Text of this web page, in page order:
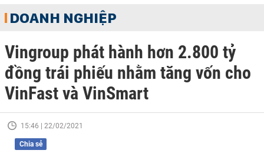
DOANH NGHIỆP
Vingroup phát hành hơn 2.800 tỷ
đồng trái phiếu nhằm tăng vốn cho
VinFast và VinSmart
15:46 | 22/02/2021
Chia sẻ